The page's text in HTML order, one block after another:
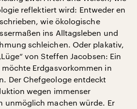
reflektiert wird: Entweder en
wie ökologische
ins Alltagsleben und
schleichen. Oder plakativ,
von Steffen Jacobsen: Ein
Erdgasvorkommen in
Der Chefgeologe entdeckt
wegen immenser
unmöglich machen würde. Er